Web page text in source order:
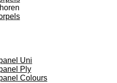
Uni
Ply
Colours